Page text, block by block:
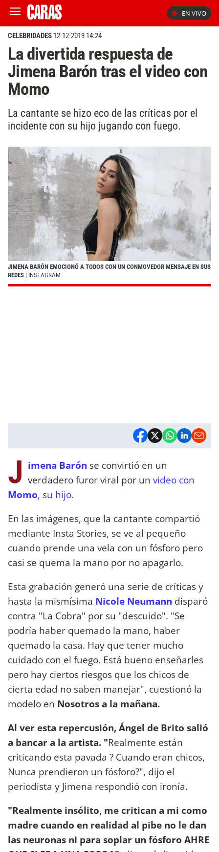
EN VIVO
CELEBRIDADES 12-12-2019 14:24
La divertida respuesta de
Jimena Barón tras el video con
Momo
La cantante se hizo eco de las críticas por el
incidente con su hijo jugando con fuego.
JIMENA BARÓN EMOCIONÓ A TODOS CON UN CONMOVEDOR MENSAJE EN SUS
REDES | INSTAGRAM
J imena Barón se convirtió en un
verdadero furor viral por un video con
Momo, su hijo.
En las imágenes, que la cantante compartió
mediante Insta Stories, se ve al pequeño
cuando prende una vela con un fósforo pero
casi se quema la mano por no apagarlo.
Esta grabación generó una serie de críticas y
hasta la mismísima Nicole Neumann disparó
contra "La Cobra" por su "descuido". "Se
podría haber quemado la mano, haber
quemado la casa. Hay que tener mucho
cuidado con el fuego. Está bueno enseñarles
pero hay ciertos riesgos que los chicos de
cierta edad no saben manejar", cuestionó la
modelo en Nosotros a la mañana.
Al ver esta repercusión, Ángel de Brito salió
a bancar a la artista. "Realmente están
criticando esta pavada ? Cuando eran chicos,
Nunca prendieron un fósforo?", dijo el
periodista y Jimena respondió con ironía.
"Realmente insólito, me critican a mi como
madre cuando en realidad al pibe no le dan
las neuronas ni para soplar un fósforo AHRE